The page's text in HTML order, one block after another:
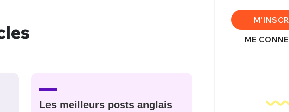
Les meilleurs posts anglais
ME
Connexion
PSEUDO